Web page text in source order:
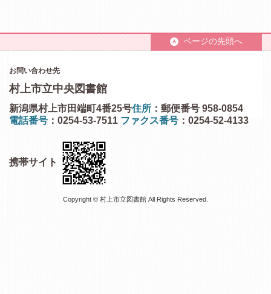
ページの先頭へ
お問い合わせ先
村上市立中央図書館
住所 ：郵便番号 958-0854
新潟県村上市田端町4番25号
電話番号 ：0254-53-7511 ファクス番号 ：0254-52-4133
携帯サイト
Copyright © 村上市立図書館 All Rights Reserved.